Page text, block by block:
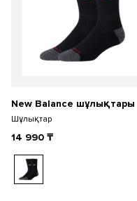
New Balance шұлықтары
Шұлықтар
14 990 ₸